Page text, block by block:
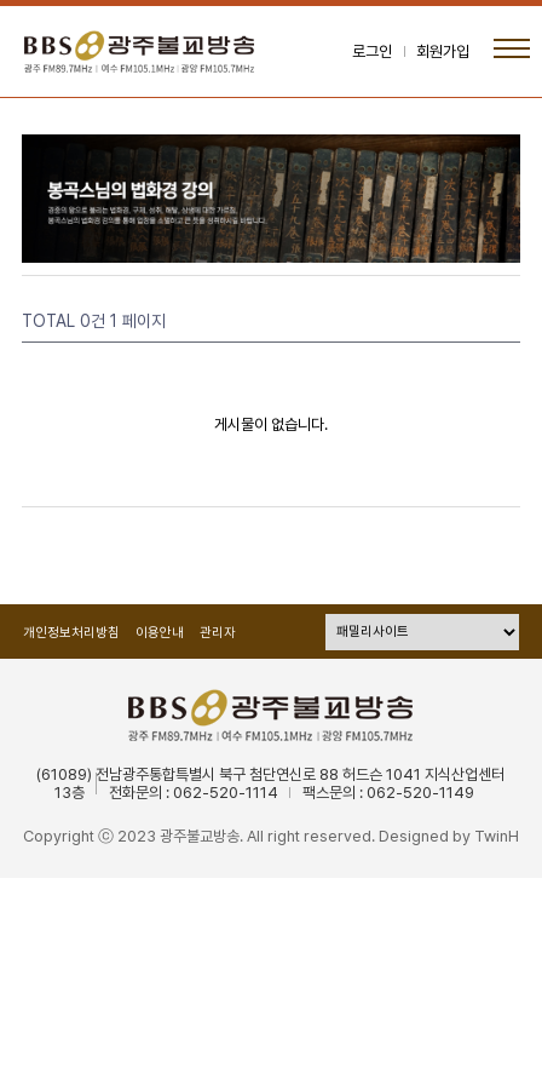
로그인 회원가입
TOTAL 0건 1 페이지
게시물이 없습니다.
개인정보처리방침 이용안내 관리자
(61089) 전남광주통합특별시 북구 첨단연신로 88 허드슨 1041 지식산업센터
13층
전화문의 : 062-520-1114 팩스문의 : 062-520-1149
Copyright ⓒ 2023 광주불교방송. All right reserved. Designed by TwinH